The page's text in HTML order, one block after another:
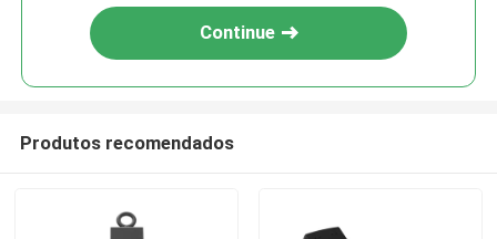
Continue
Produtos recomendados